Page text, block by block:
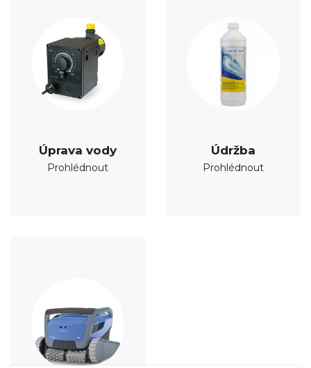
Úprava vody
Prohlédnout
Údržba
Prohlédnout